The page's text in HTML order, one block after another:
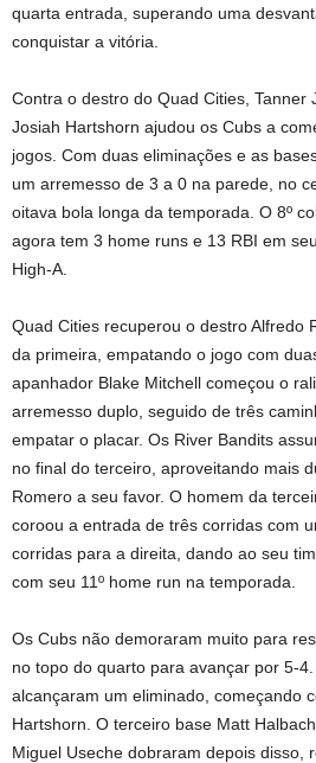
quarta entrada, superando uma
conquistar a vitória.
Contra o destro do Quad Cities, Tanner
Josiah Hartshorn ajudou os Cubs a
jogos. Com duas eliminações e as
um arremesso de 3 a 0 na parede, no
oitava bola longa da temporada. O 8º
agora tem 3 home runs e 13 RBI em
High-A.
Quad Cities recuperou o destro Alfredo
da primeira, empatando o jogo com
apanhador Blake Mitchell começou o
arremesso duplo, seguido de três
empatar o placar. Os River Bandits
no final do terceiro, aproveitando mais
Romero a seu favor. O homem da
coroou a entrada de três corridas com
corridas para a direita, dando ao seu
com seu 11º home run na temporada.
Os Cubs não demoraram muito para
no topo do quarto para avançar por 5-
alcançaram um eliminado, começando
Hartshorn. O terceiro base Matt
Miguel Useche dobraram depois disso,